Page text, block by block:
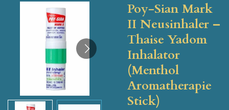
Poy-Sian Mark
II Neusinhaler –
Thaise Yadom
Inhalator
(Menthol
Aromatherapie
Stick)